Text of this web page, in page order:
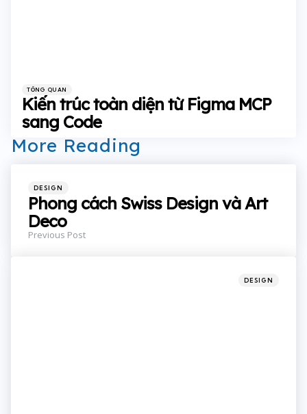
Categories
Posted
in
TỔNG QUAN
Kiến trúc toàn diện từ Figma MCP
sang Code
More Reading
Post
Posted
in
DESIGN
Phong cách Swiss Design và Art
Deco
Previous Post
Posted
DESIGN